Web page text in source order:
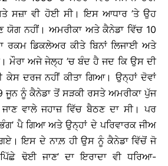
ਸਜ਼ਾ ਵੀ ਹੋਈ ਸੀ। ਇਸ ਆਧਾਰ ’ਤੇ ਉਹ
ਯੋਗ ਨਹੀਂ। ਅਮਰੀਕਾ ਅਤੇ ਕੈਨੇਡਾ ਵਿੱਚ 10
ਰਕਮ ਡਿਕਲੇਅਰ ਕੀਤੇ ਬਿਨਾਂ ਲਿਜਾਈ ਅਤੇ
ਮੌਰਾ ਅਜੇ ਜੇਲ੍ਹ ’ਚ ਬੰਦ ਹੈ ਜਦ ਕਿ ਉਸ ਦੀ
ਕੇਸ ਦਰਜ ਨਹੀਂ ਕੀਤਾ ਗਿਆ। ਉਨ੍ਹਾਂ ਦੋਵਾਂ
ਜੂਨ ਨੂੰ ਕੈਨੇਡਾ ਤੋਂ ਸੜਕੀ ਰਸਤੇ ਅਮਰੀਕਾ ਪੁੱਜ
ਵਾਲੇ ਜਹਾਜ਼ ਵਿੱਚ ਬੈਠਣ ਦਾ ਸੀ। ਪਰ
ਪੈ ਗਿਆ ਅਤੇ ਉਨ੍ਹਾਂ ਦੇ ਪਰਿਵਾਰਕ ਜੀਅ
ਇਸ ਦੇ ਨਾਲ਼ ਹੀ ਉਸ ਨੂੰ ਕੈਨੇਡਾ ਵਿੱਚੋਂ ਜੋ
ਢੋਈ ਜਾਣ’ ਦਾ ਇਰਾਦਾ ਵੀ ਧਰਿਆ-